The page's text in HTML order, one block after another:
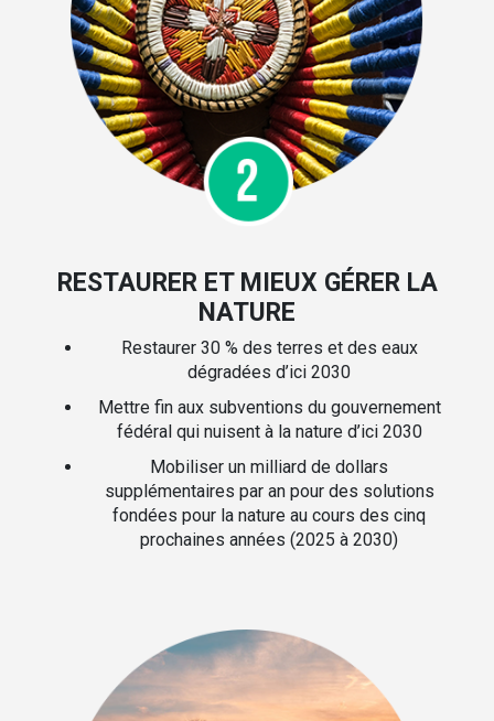
RESTAURER ET MIEUX GÉRER LA
NATURE
Restaurer 30 % des terres et des eaux
dégradées d’ici 2030
Mettre fin aux subventions du gouvernement
fédéral qui nuisent à la nature d’ici 2030
Mobiliser un milliard de dollars
supplémentaires par an pour des solutions
fondées pour la nature au cours des cinq
prochaines années (2025 à 2030)